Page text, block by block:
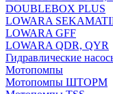
DOUBLEBOX PLUS
LOWARA
LOWARA GFF
LOWARA QDR, QYR
Гидравлические
Мотопомпы
Мотопомпы ШТОРМ